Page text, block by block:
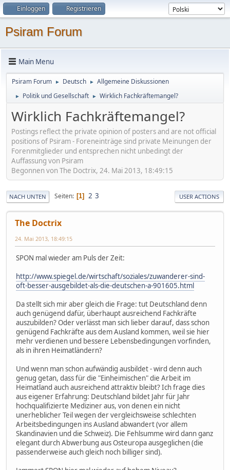
Einloggen Registrieren
Psiram Forum
Main Menu
Psiram Forum ► Deutsch ► Allgemeine Diskussionen
► Politik und Gesellschaft ► Wirklich Fachkräftemangel?
Wirklich Fachkräftemangel?
Postings reflect the private opinion of posters and are not official
positions of Psiram - Foreneinträge sind private Meinungen der
Forenmitglieder und entsprechen nicht unbedingt der
Auffassung von Psiram
Begonnen von The Doctrix, 24. Mai 2013, 18:49:15
NACH UNTEN Seiten 1 2 3 USER ACTIONS
The Doctrix
24. Mai 2013, 18:49:15
SPON mal wieder am Puls der Zeit:
http://www.spiegel.de/wirtschaft/soziales/zuwanderer-sind-
oft-besser-ausgebildet-als-die-deutschen-a-901605.html
Da stellt sich mir aber gleich die Frage: tut Deutschland denn
auch genügend dafür, überhaupt ausreichend Fachkräfte
auszubilden? Oder verlässt man sich lieber darauf, dass schon
genügend Fachkräfte aus dem Ausland kommen, weil sie hier
mehr verdienen und bessere Lebensbedingungen vorfinden,
als in ihren Heimatländern?
Und wenn man schon aufwändig ausbildet - wird denn auch
genug getan, dass für die "Einheimischen" die Arbeit im
Heimatland auch ausreichend attraktiv bleibt? Ich frage dies
aus eigener Erfahrung: Deutschland bildet Jahr für Jahr
hochqualifizierte Mediziner aus, von denen ein nicht
unerheblicher Teil wegen der vergleichsweise schlechten
Arbeitsbedingungen ins Ausland abwandert (vor allem
Skandinavien und die Schweiz). Die Fehlsumme wird dann ganz
elegant durch Abwerbung aus Osteuropa ausgeglichen (die
passenderweise auch gleich noch billiger sind).